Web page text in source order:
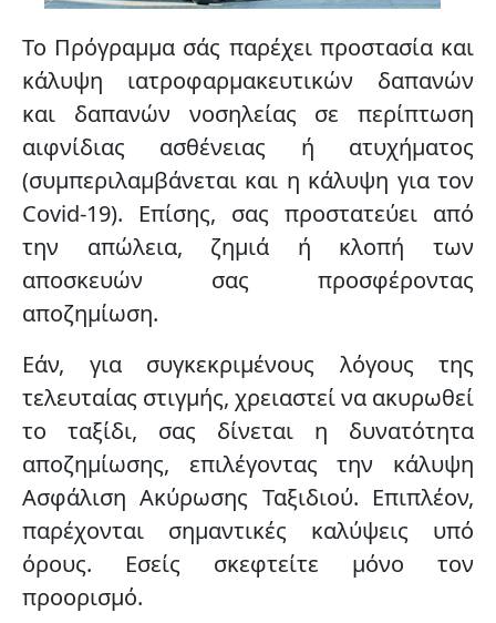
Το Πρόγραμμα σάς παρέχει προστασία και
κάλυψη ιατροφαρμακευτικών δαπανών
και δαπανών νοσηλείας σε περίπτωση
αιφνίδιας ασθένειας ή ατυχήματος
(συμπεριλαμβάνεται και η κάλυψη για τον
Covid-19). Επίσης, σας προστατεύει από
την απώλεια, ζημιά ή κλοπή των
αποσκευών σας προσφέροντας
αποζημίωση.
Εάν, για συγκεκριμένους λόγους της
τελευταίας στιγμής, χρειαστείνα ακυρωθεί
το ταξίδι, σας δίνεται η δυνατότητα
αποζημίωσης, επιλέγοντας την κάλυψη
Ασφάλιση Ακύρωσης Ταξιδιού. Επιπλέον,
παρέχονται σημαντικές καλύψεις υπό
όρους. Εσείς σκεφτείτε μόνο τον
προορισμό.